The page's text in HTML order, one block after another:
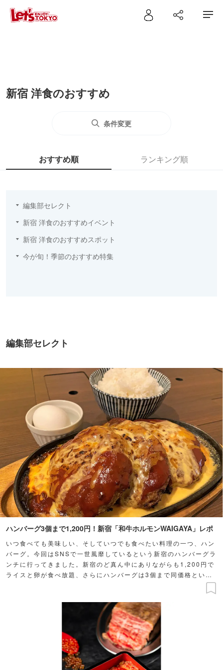
新宿 洋食のおすすめ
条件変更
おすすめ順 ランキング順
編集部セレクト
新宿 洋食のおすすめイベント
新宿 洋食のおすすめスポット
今が旬！季節のおすすめ特集
編集部セレクト
ハンバーグ3個まで1,200円！新宿「和牛ホルモンWAIGAYA」レポ
いつ食べても美味しい、そしていつでも食べたい料理の一つ、ハン
バーグ。今回はSNSで一世風靡しているという新宿のハンバーグラ
ンチに行ってきました。新宿のど真ん中にありながらも1,200円で
ライスと卵が食べ放題、さらにハンバーグは3個まで同価格という